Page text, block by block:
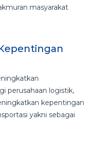
masyarakat
perusahaan logistik,
kepentingan
yakni sebagai